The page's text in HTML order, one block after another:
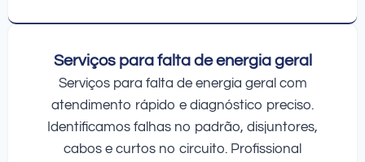
Serviços para falta de energia geral
Serviços para falta de energia geral com
atendimento rápido e diagnóstico preciso.
Identificamos falhas no padrão, disjuntores,
cabos e curtos no circuito. Profissional